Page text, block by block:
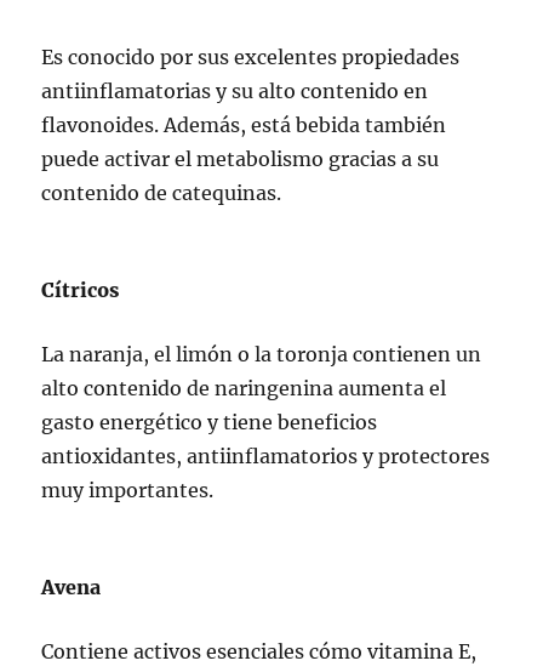
Es conocido por sus excelentes propiedades
antiinflamatorias y su alto contenido en
flavonoides. Además, está bebida también
puede activar el metabolismo gracias a su
contenido de catequinas.
Cítricos
La naranja, el limón o la toronja contienen un
alto contenido de naringenina aumenta el
gasto energético y tiene beneficios
antioxidantes, antiinflamatorios y protectores
muy importantes.
Avena
Contiene activos esenciales cómo vitamina E,